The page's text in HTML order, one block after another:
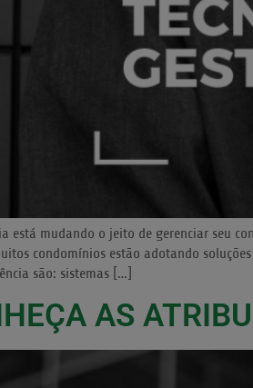
está mudando o jeito de gerenciar seu
condomínios estão adotando
são: sistemas […]
AS